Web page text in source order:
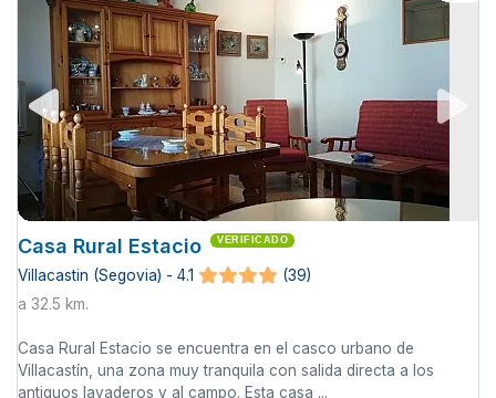
Casa Rural Estacio VERIFICADO
Villacastin (Segovia) - 4.1
(39)
a 32.5 km.
Casa Rural Estacio se encuentra en el casco urbano de
Villacastín, una zona muy tranquila con salida directa a los
antiguos lavaderos y al campo. Esta casa ...